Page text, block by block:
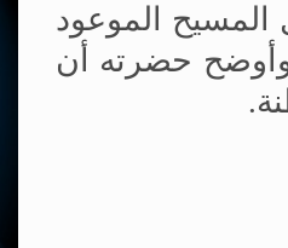
المسيح الموعود
وأوضح حضرته أن
.